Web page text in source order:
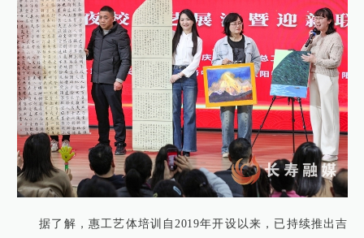
据了解，惠工艺体培训自2019年开设以来，已持续推出吉
他、民族舞、国画等17期培训课程。本期培训开设10个班级，